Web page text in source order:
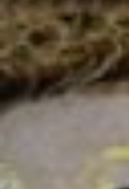
криков. Это она шаманить начинала.
Предчувствовала, что кто-то
приехать должен, и призывала
на помощь Бога и наших духов,
делала жертвоприношения.
Екатерина Александровна
рассказала, как нанайцы становятся
шаманами. Оказывается, умение
колдовать не передаётся у них
по крови из поколения в поколение,
как у славянских народов. Шаманить
могут только те, у кого с детства
предчувствовать события, с духами
всех шаманов, их много в то время